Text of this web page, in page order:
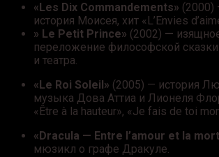
«Les Dix Commandements» (2000)
история Моисея, хит «L’Envies
» Le Petit Prince» (2002) —
переложение философской
и театра.
«Le Roi Soleil» (2005) — история
музыка Дова Аттиа и Лионеля
«Être à la hauteur», «Je fais de toi
«Dracula — Entre l’amour et la
мюзикл о графе Дракуле.